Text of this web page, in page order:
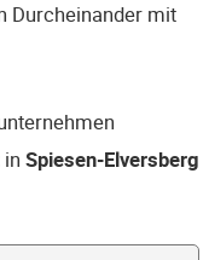
Durcheinander mit
in Spiesen-Elversberg